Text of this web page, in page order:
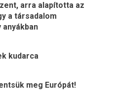
arra alapította az
a társadalom
kudarca
meg Európát!